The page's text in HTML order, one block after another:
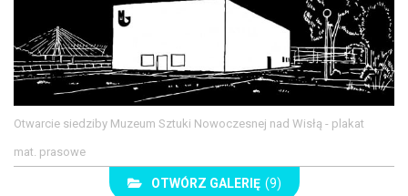
Otwarcie siedziby Muzeum Sztuki Nowoczesnej nad Wisłą - plakat
mat. prasowe
OTWÓRZ GALERIĘ (9)